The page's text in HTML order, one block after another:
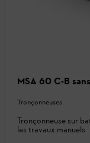
MSA 60 C-B
Tronçonneuses
Tronçonneuse sur
les travaux manuels